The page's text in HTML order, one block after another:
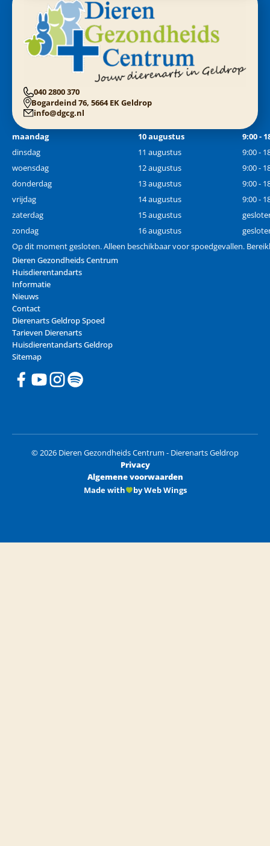
040 2800 370
Bogardeind 76, 5664 EK Geldrop
info@dgcg.nl
maandag 10 augustus
9:00 -
dinsdag
11 augustus
9:00 -
woensdag
12 augustus
9:00 -
donderdag
13 augustus
9:00 -
vrijdag
14 augustus
9:00 -
zaterdag
15 augustus
zondag
16 augustus
Op dit moment gesloten. Alleen beschikbaar voor spoedgevallen.
Dieren Gezondheids Centrum
Huisdierentandarts
Informatie
Nieuws
Contact
Dierenarts Geldrop Spoed
Tarieven Dierenarts
Huisdierentandarts Geldrop
Sitemap
© 2026 Dieren Gezondheids Centrum - Dierenarts Geldrop
Privacy
Algemene voorwaarden
Made with
by Web Wings